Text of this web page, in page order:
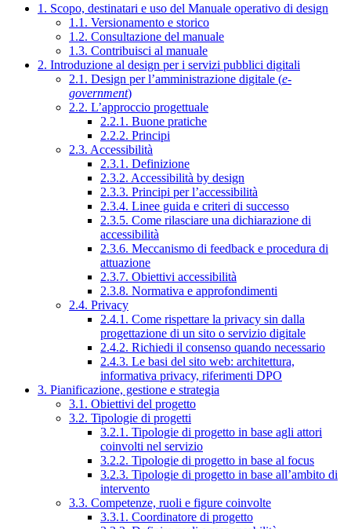
1. Scopo, destinatari e uso del Manuale operativo di design
1.1. Versionamento e storico
1.2. Consultazione del manuale
1.3. Contribuisci al manuale
2. Introduzione al design per i servizi pubblici digitali
2.1. Design per l’amministrazione digitale (e-
government)
2.2. L’approccio progettuale
2.2.1. Buone pratiche
2.2.2. Principi
2.3. Accessibilità
2.3.1. Definizione
2.3.2. Accessibilità by design
2.3.3. Principi per l’accessibilità
2.3.4. Linee guida e criteri di successo
2.3.5. Come rilasciare una dichiarazione di
accessibilità
2.3.6. Meccanismo di feedback e procedura di
attuazione
2.3.7. Obiettivi accessibilità
2.3.8. Normativa e approfondimenti
2.4. Privacy
2.4.1. Come rispettare la privacy sin dalla
progettazione di un sito o servizio digitale
2.4.2. Richiedi il consenso quando necessario
2.4.3. Le basi del sito web: architettura,
informativa privacy, riferimenti DPO
3. Pianificazione, gestione e strategia
3.1. Obiettivi del progetto
3.2. Tipologie di progetti
3.2.1. Tipologie di progetto in base agli attori
coinvolti nel servizio
3.2.2. Tipologie di progetto in base al focus
3.2.3. Tipologie di progetto in base all’ambito di
intervento
3.3. Competenze, ruoli e figure coinvolte
3.3.1. Coordinatore di progetto